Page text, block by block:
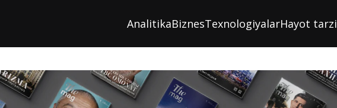
AnalitikaBiznesTexnologiyalarHayot tarzi